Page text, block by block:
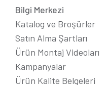
Bilgi Merkezi
Katalog ve Broşürler
Satın Alma Şartları
Ürün Montaj Videoları
Kampanyalar
Ürün Kalite Belgeleri